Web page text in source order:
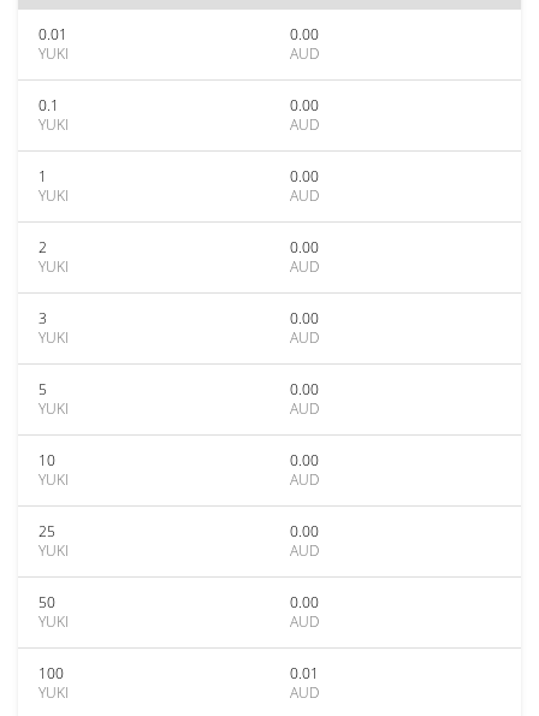
0.01
YUKI
0.00
AUD
0.1
YUKI
0.00
AUD
1
YUKI
0.00
AUD
2
YUKI
0.00
AUD
3
YUKI
0.00
AUD
5
YUKI
0.00
AUD
10
YUKI
0.00
AUD
25
YUKI
0.00
AUD
50
YUKI
0.00
AUD
100
YUKI
0.01
AUD